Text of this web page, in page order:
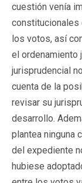
cuestión venía
constitucionales
los votos, así
el ordenamiento
jurisprudencial
cuenta de la
revisar su
desarrollo.
plantea ninguna
del expediente
hubiese